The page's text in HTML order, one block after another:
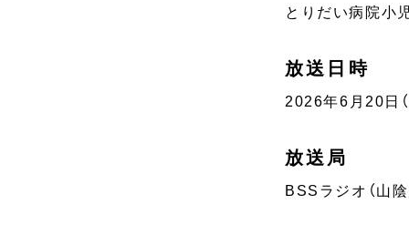
とりだい病院小
放送日時
2026年6月20日
放送局
BSSラジオ（山陰